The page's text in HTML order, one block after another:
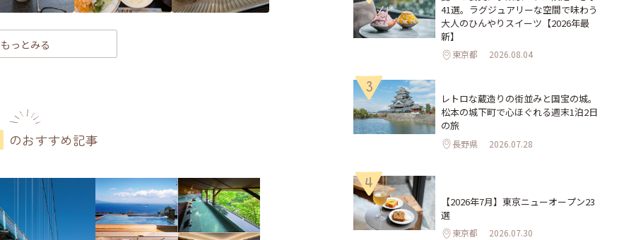
もっとみる
のおすすめ記事
41選。ラグジュアリーな空間で味わう
大人のひんやりスイーツ【2026年最
新】
東京都 2026.08.04
3
レトロな蔵造りの街並みと国宝の城。
松本の城下町で心ほぐれる週末1泊2日
の旅
長野県 2026.07.28
4
【2026年7月】東京ニューオープン23
選
東京都 2026.07.30